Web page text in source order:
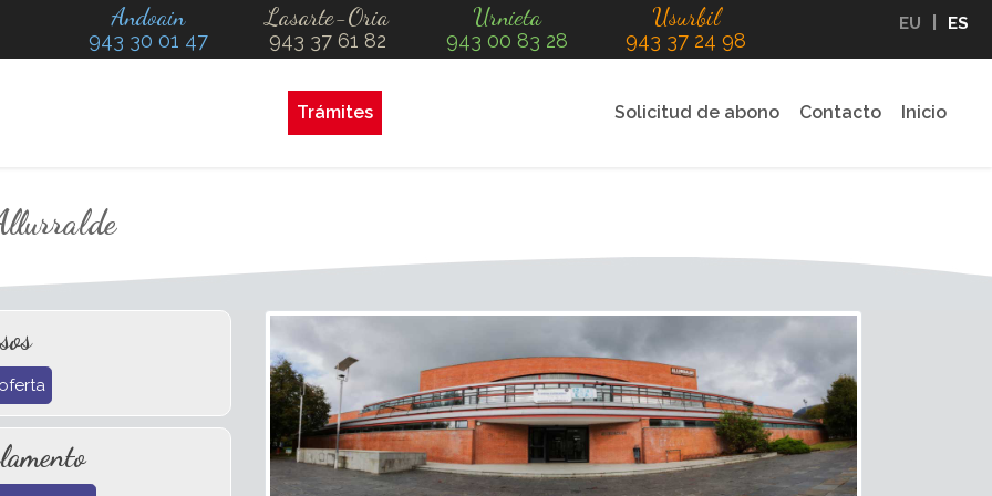
Andoain
943 30 01 47
Lasarte-Oria
943 37 61 82
Urnieta
943 00 83 28
Usurbil
943 37 24 98
EU ES
Trámites Solicitud de abono Contacto Inicio